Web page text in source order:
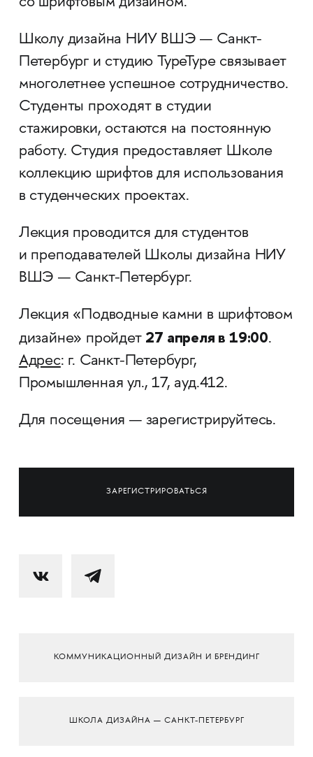
Школу дизайна НИУ ВШЭ — Санкт-
Петербург и студию TypeType связывает
многолетнее успешное сотрудничество.
Студенты проходят в студии
стажировки, остаются на постоянную
работу. Студия предоставляет Школе
коллекцию шрифтов для использования
в студенческих проектах.
Лекция проводится для студентов
и преподавателей Школы дизайна НИУ
ВШЭ — Санкт-Петербург.
Лекция «Подводные камни в шрифтовом
дизайне» пройдет 27 апреля в 19:00.
Адрес: г. Санкт-Петербург,
Промышленная ул., 17, ауд.412.
Для посещения — зарегистрируйтесь.
ЗАРЕГИСТРИРОВАТЬСЯ
КОММУНИКАЦИОННЫЙ ДИЗАЙН И БРЕНДИНГ
ШКОЛА ДИЗАЙНА — САНКТ-ПЕТЕРБУРГ